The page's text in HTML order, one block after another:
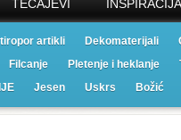
TEČAJEVI INSPIRACIJA
artikli Dekomaterijali
Filcanje Pletenje i heklanje
Jesen Uskrs Božić